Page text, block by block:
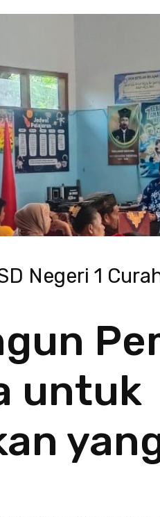
Negeri 1
untuk